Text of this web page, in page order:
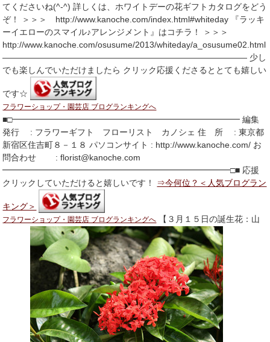
てくださいね(^-^) 詳しくは、ホワイトデーの花ギフトカタログをどう
ぞ！ ＞＞＞ http://www.kanoche.com/index.html#whiteday 『ラッキ
ーイエローのスマイル♪アレンジメント』はコチラ！ ＞＞＞
http://www.kanoche.com/osusume/2013/whiteday/a_osusume02.html
――――――――――――――――――――――――――――― 少し
でも楽しんでいただけましたら クリック応援くださるととても嬉しい
です☆
フラワーショップ・園芸店 ブログランキングへ
■□━━━━━━━━━━━━━━━━━━━━━━━━━━━ 編集
発行 : フラワーギフト フローリスト カノシェ 住 所 : 東京都
新宿区住吉町８－１８ パソコンサイト : http://www.kanoche.com/ お
問合わせ : florist@kanoche.com
━━━━━━━━━━━━━━━━━━━━━━━━━━━□■ 応援
クリックしていただけると嬉しいです！ ⇒今何位？＜人気ブログラン
キング＞
フラワーショップ・園芸店 ブログランキングへ 【３月１５日の誕生花：山